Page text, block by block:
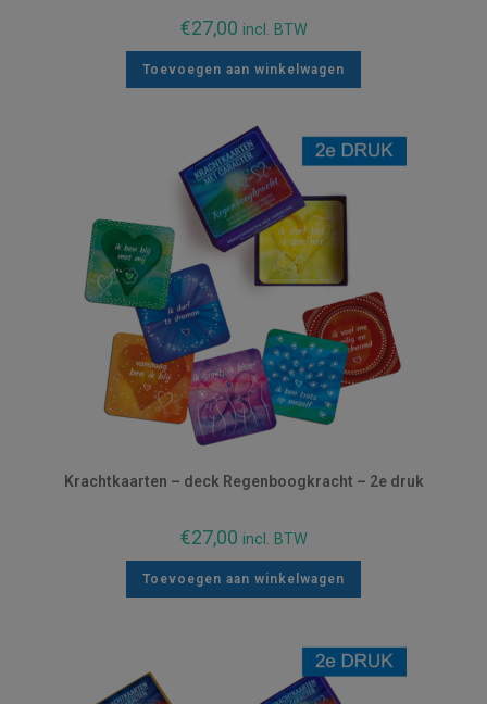
€27,00 incl. BTW
Toevoegen aan winkelwagen
Krachtkaarten – deck Regenboogkracht – 2e druk
€27,00 incl. BTW
Toevoegen aan winkelwagen